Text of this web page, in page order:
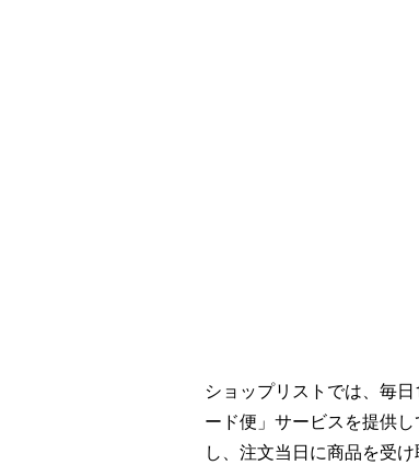
ショップリストでは、毎
ード便」サービスを提供
し、注文当日に商品を受